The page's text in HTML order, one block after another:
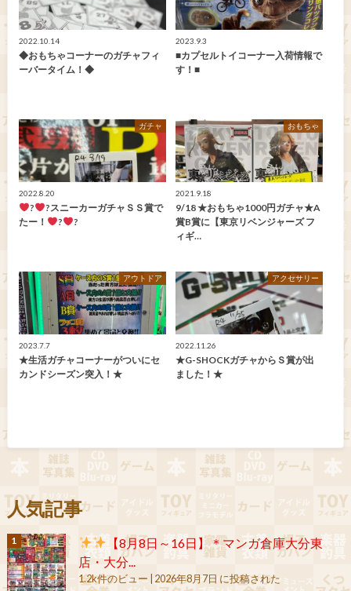
2022.10.14
◆おもちゃコーナーのガチャフィ
ーバータイム！◆
2023.9.3
■カプセルトイコーナー入荷情報で
す！■
ガチャ
2022.8.20
‍?
‍?スニーカーガチャＳＳ賞で
たー！
‍? ‍?
おもちゃ
2021.9.18
9/18 ★おもちゃ1000円ガチャ★A
賞B賞に【東京リベンジャーズ フ
ィギ…
アウトドア
2023.7.7
★生活ガチャコーナーがついにセ
カンドシーズン突入！★
アクセサリー
2022.11.26
★G-SHOCKガチャからＳ賞が出
ました！★
人気記事
【8月8日～16日】＊マンガ倉庫大分東
店・大分...
1.2k件のビュー 2026年8月7日 に投稿された